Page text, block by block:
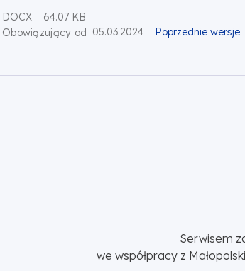
DOCX
64.07 KB
Obowiązujący od 05.03.2024 Poprzednie wersje
Serwisem
we współpracy z